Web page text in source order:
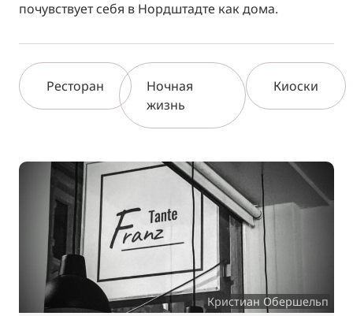
почувствует себя в Нордштадте как дома.
Ресторан
Ночная
жизнь
Киоски
Кристиан Обершельп